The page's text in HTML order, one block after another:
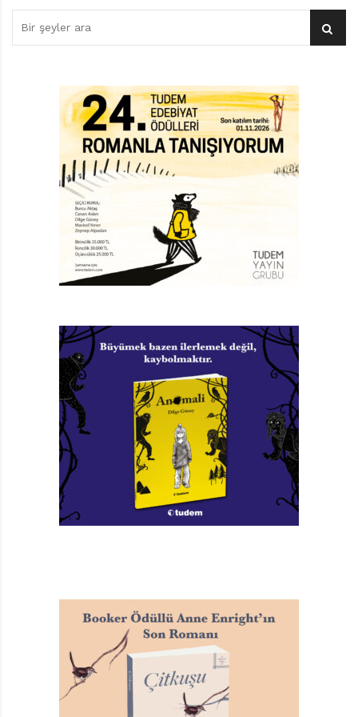
Üçüncü kitapta, sistemli bir disiplin hâline gelmiş olan
onların çabalarıyla temellenen felsefenin doğumundan
sonraki ayak izleri takip ediliyor.
Dördüncü kitapta, felsefenin belli kurallarla artık net
biçimde tanımlı olduğu dönemlerden bahsediliyor.
Zaman üzerine de kafa yoruluyor. Kitap, bilimin ve
felsefenin en ünlü, belki de en etkili isminin,
Aristoteles’in büstü ile okura veda ediyor.
Kitaplardaki öğrenme macerası masa başına, sayfalar
öğreniyor. Bu geziler, birinci kitaptan sonra, Ege
kıyılarında, görülesi yerlerde gerçekleşiyor. Bu da
özellikle gezmeyi seven okurlar için kitaplara ayrı bir
renk katmış.
Kitaplarda bilgi, hikâye kurgusu ile aktarılmaya
çalışılmış. Eski Yunan’dan bu yana gelen diyalog
yönteminden de yararlanılmış. Ayrıca her kitapta,
“Hikâye arası düşünme molası” diye adlandırılan
yaklaşık bir sayfalık bölümler var. Bu bölümlerde
Kitapların dilinde çok önemli olmayan kusurlara
“Çünkü eminim hepiniz aynı yerde
olsak da farklı şeyler gördünüz.”
Böylesi hatalar,
dikkatli bir son okuma ile kolayca fark edilip
düzeltilebilirdi.